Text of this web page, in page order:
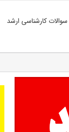
سوالات کارشناسی ارشد